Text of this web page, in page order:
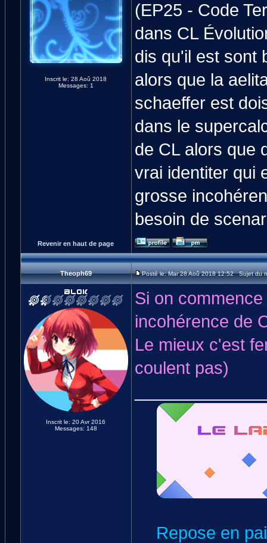
Inscrit le: 28 Aoû 2018
Messages: 1
(EP25 - Code
dans CL
dis qu'il est sont
alors que la
schaeffer est
dans le
de CL alors que
vrai identiter qui
grosse
besoin de
Revenir en haut de page
Theoph69 Posté le: Mar 28 Aoû 2018 12:52 Sujet du
Inscrit le: 20 Avr 2016
Messages: 148
Si on
incohérence de
Le mieux c'est
coulent pas)
Repose en